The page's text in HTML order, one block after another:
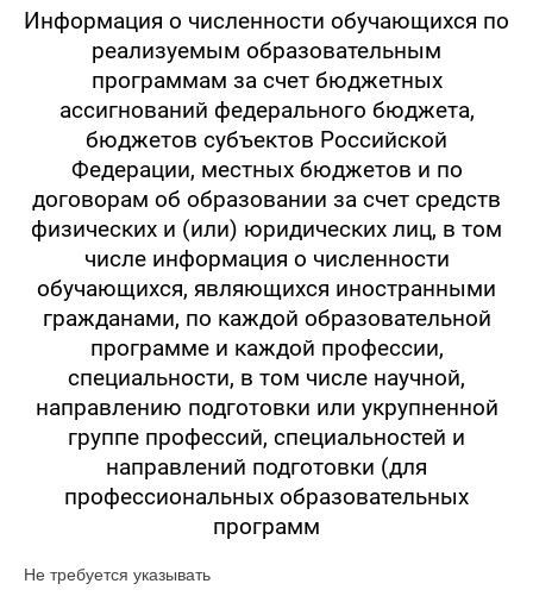
Информация о численности обучающихся по
реализуемым образовательным
программам за счет бюджетных
ассигнований федерального бюджета,
бюджетов субъектов Российской
Федерации, местных бюджетов и по
договорам об образовании за счет средств
физических и (или) юридических лиц, в том
числе информация о численности
обучающихся, являющихся иностранными
гражданами, по каждой образовательной
программе и каждой профессии,
специальности, в том числе научной,
направлению подготовки или укрупненной
группе профессий, специальностей и
направлений подготовки (для
профессиональных образовательных
программ
Не требуется указывать